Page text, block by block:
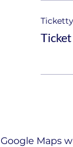
Ticket
Google Maps